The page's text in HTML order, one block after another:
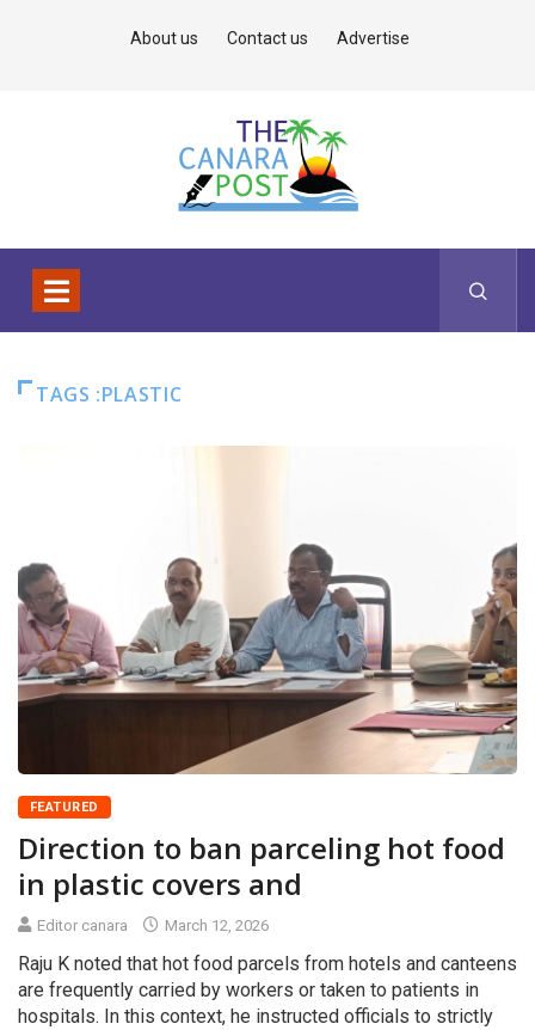
About us Contact us Advertise
TAGS :PLASTIC
FEATURED
Direction to ban parceling hot food
in plastic covers and
Editor canara March 12, 2026
Raju K noted that hot food parcels from hotels and canteens
are frequently carried by workers or taken to patients in
hospitals. In this context, he instructed officials to strictly